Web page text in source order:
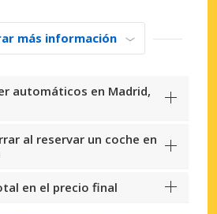
más información
automáticos en Madrid,
al reservar un coche en
en el precio final